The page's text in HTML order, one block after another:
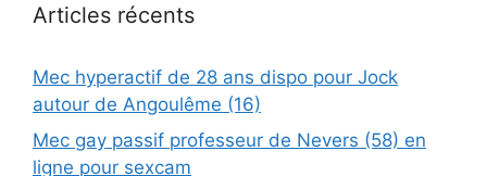
Articles récents
Mec hyperactif de 28 ans dispo pour Jock
autour de Angoulême (16)
Mec gay passif professeur de Nevers (58) en
ligne pour sexcam